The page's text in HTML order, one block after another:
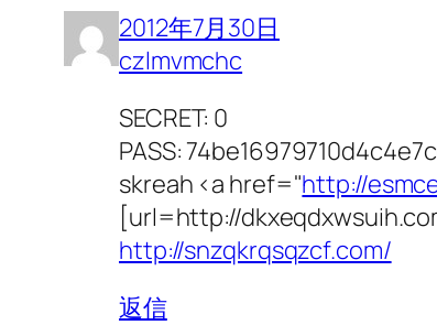
2012年7月30日
czlmvmchc
SECRET: 0
PASS:
skreah <a href="http://
[url=http://
http://snzqkrqsqzcf.com/
返信